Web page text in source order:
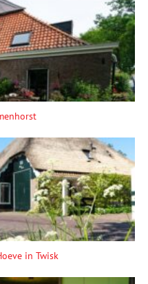
in Twisk